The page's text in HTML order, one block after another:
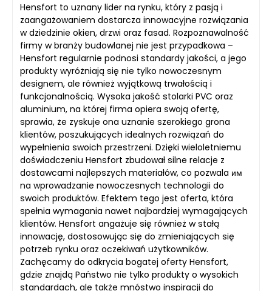
Hensfort to uznany lider na rynku, który z pasją i
zaangażowaniem dostarcza innowacyjne rozwiązania
w dziedzinie okien, drzwi oraz fasad. Rozpoznawalność
firmy w branży budowlanej nie jest przypadkowa –
Hensfort regularnie podnosi standardy jakości, a jego
produkty wyróżniają się nie tylko nowoczesnym
designem, ale również wyjątkową trwałością i
funkcjonalnością. Wysoka jakość stolarki PVC oraz
aluminium, na której firma opiera swoją ofertę,
sprawia, że zyskuje ona uznanie szerokiego grona
klientów, poszukujących idealnych rozwiązań do
wypełnienia swoich przestrzeni. Dzięki wieloletniemu
doświadczeniu Hensfort zbudował silne relacje z
dostawcami najlepszych materiałów, co pozwala им
na wprowadzanie nowoczesnych technologii do
swoich produktów. Efektem tego jest oferta, która
spełnia wymagania nawet najbardziej wymagających
klientów. Hensfort angażuje się również w stałą
innowację, dostosowując się do zmieniających się
potrzeb rynku oraz oczekiwań użytkowników.
Zachęcamy do odkrycia bogatej oferty Hensfort,
gdzie znajdą Państwo nie tylko produkty o wysokich
standardach, ale także mnóstwo inspiracji do